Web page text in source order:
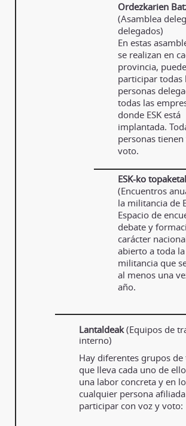
Ordezkarien
(Asamblea
delegados)
En estas
se realizan en
provincia,
participar todas
personas
todas las
donde ESK está
implantada.
personas tienen
voto.
ESK-ko
(Encuentros
la militancia de
Espacio de
debate y
carácter
abierto a toda la
militancia que
al menos una
año.
Lantaldeak(Equipos de
interno)
Hay diferentes grupos
que lleva cada uno de
una labor concreta y en
cualquier persona
participar con voz y voto: